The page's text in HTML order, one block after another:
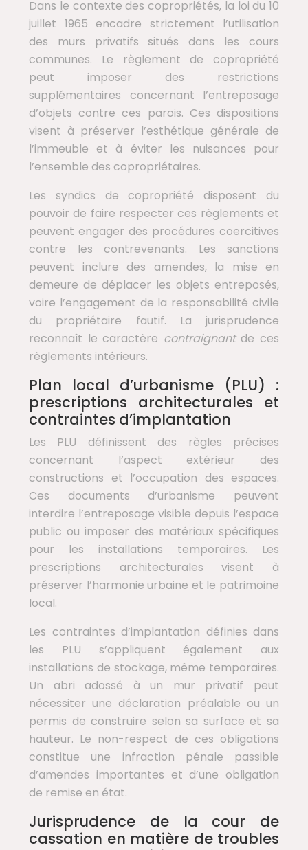
Dans le contexte des copropriétés, la loi du 10
juillet 1965 encadre strictement l’utilisation
des murs privatifs situés dans les cours
communes. Le règlement de copropriété
peut imposer des restrictions
supplémentaires concernant l’entreposage
d’objets contre ces parois. Ces dispositions
visent à préserver l’esthétique générale de
l’immeuble et à éviter les nuisances pour
l’ensemble des copropriétaires.
Les syndics de copropriété disposent du
pouvoir de faire respecter ces règlements et
peuvent engager des procédures coercitives
contre les contrevenants. Les sanctions
peuvent inclure des amendes, la mise en
demeure de déplacer les objets entreposés,
voire l’engagement de la responsabilité civile
du propriétaire fautif. La jurisprudence
reconnaît le caractère contraignantde ces
règlements intérieurs.
Plan local d’urbanisme (PLU) :
prescriptions architecturales et
contraintes d’implantation
Les PLU définissent des règles précises
concernant l’aspect extérieur des
constructions et l’occupation des espaces.
Ces documents d’urbanisme peuvent
interdire l’entreposage visible depuis l’espace
public ou imposer des matériaux spécifiques
pour les installations temporaires. Les
prescriptions architecturales visent à
préserver l’harmonie urbaine et le patrimoine
local.
Les contraintes d’implantation définies dans
les PLU s’appliquent également aux
installations de stockage, même temporaires.
Un abri adossé à un mur privatif peut
nécessiter une déclaration préalable ou un
permis de construire selon sa surface et sa
hauteur. Le non-respect de ces obligations
constitue une infraction pénale passible
d’amendes importantes et d’une obligation
de remise en état.
Jurisprudence de la cour de
cassation en matière de troubles